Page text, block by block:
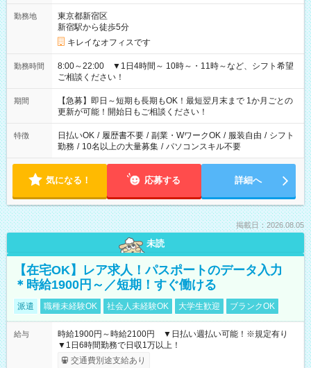
勤務地
東京都新宿区
新宿駅から徒歩5分
キレイなオフィスです
勤務時間
8:00～22:00 ▼1日4時間～ 10時～・11時～など、シフト希望
ご相談ください！
期間
【急募】即日～短期も長期もOK！最短翌月末まで 1か月ごとの
更新が可能！開始日もご相談ください！
特徴 日払いOK / 履歴書不要 / 副業・WワークOK / 服装自由 / シフト
勤務 / 10名以上の大量募集 / パソコンスキル不要
気になる！ 応募する 詳細へ
掲載日：2026.08.05
未読
【在宅OK】レア求人！パスポートのデータ入力
＊時給1900円～／短期！すぐ働ける
派遣 職種未経験OK 社会人未経験OK 大学生歓迎 ブランクOK
給与
時給1900円～時給2100円 ▼日払い週払い可能！※規定有り
▼1日6時間勤務で日収1万以上！
交通費別途支給あり